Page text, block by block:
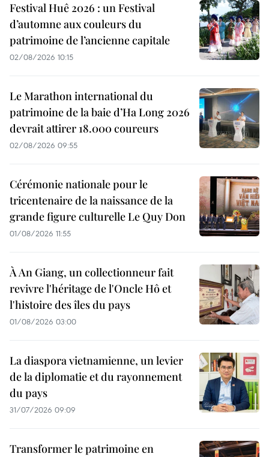
Festival Huê 2026 : un Festival
d’automne aux couleurs du
patrimoine de l’ancienne capitale
02/08/2026 10:15
Le Marathon international du
patrimoine de la baie d’Ha Long 2026
devrait attirer 18.000 coureurs
02/08/2026 09:55
Cérémonie nationale pour le
tricentenaire de la naissance de la
grande figure culturelle Le Quy Don
01/08/2026 11:55
À An Giang, un collectionneur fait
revivre l'héritage de l'Oncle Hô et
l'histoire des îles du pays
01/08/2026 03:00
La diaspora vietnamienne, un levier
de la diplomatie et du rayonnement
du pays
31/07/2026 09:09
Transformer le patrimoine en